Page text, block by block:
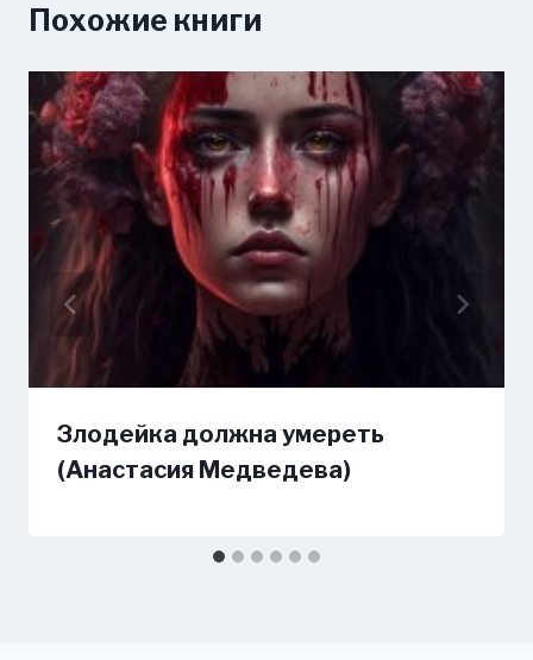
Похожие книги
Злодейка должна умереть
(Анастасия Медведева)